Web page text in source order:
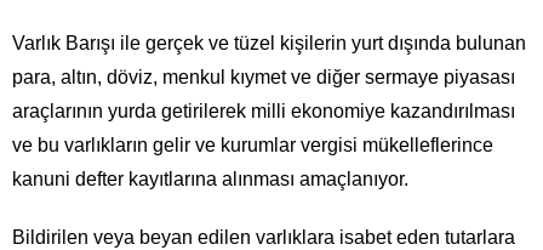
Varlık Barışı ile gerçek ve tüzel kişilerin yurt dışında bulunan
para, altın, döviz, menkul kıymet ve diğer sermaye piyasası
araçlarının yurda getirilerek milli ekonomiye kazandırılması
ve bu varlıkların gelir ve kurumlar vergisi mükelleflerince
kanuni defter kayıtlarına alınması amaçlanıyor.
Bildirilen veya beyan edilen varlıklara isabet eden tutarlara